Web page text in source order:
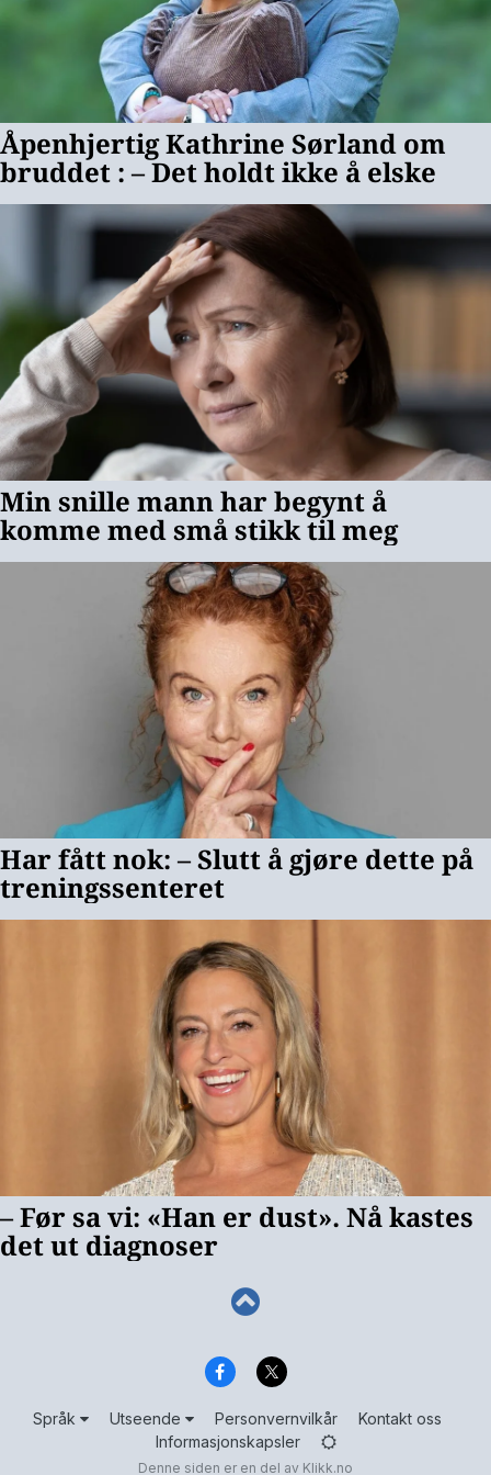
Språk Utseende Personvernvilkår
Kontakt oss
Informasjonskapsler
Denne siden er en del av Klikk.no